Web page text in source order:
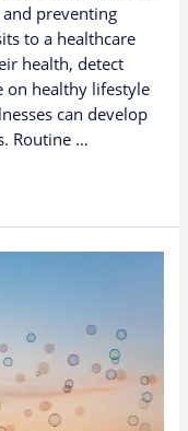
preventing
to a healthcare
health, detect
on healthy lifestyle
can develop
Routine …